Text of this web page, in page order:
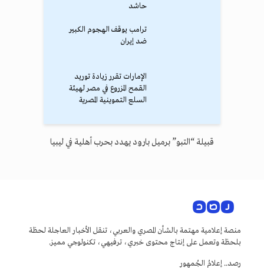
حاشد
ترامب يوقف الهجوم الكبير
ضد إيران
الإمارات تقرر زيادة توريد
القمح المزروع في مصر لهيئة
السلع التموينية المصرية
قبيلة “التبو” برميل بارود يهدد بحرب أهلية في ليبيا
منصة إعلامية مهتمة بالشأن المصري والعربي، تنقل الأخبار العاجلة لحظة
بلحظة وتعمل على إنتاج محتوى خبري، ترفيهي، تكنولوجي مميز.
رصد.. إعلامُ الجُمهور